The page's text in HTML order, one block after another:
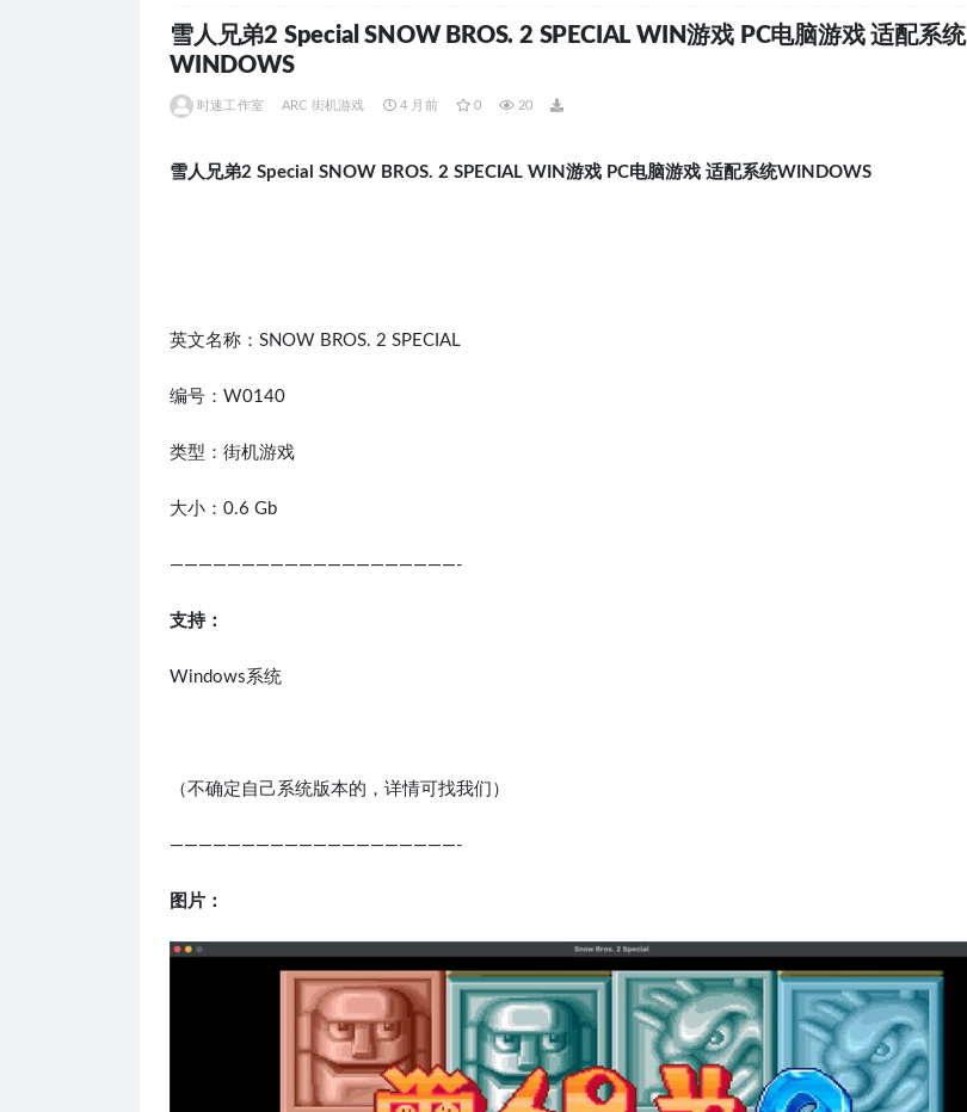
雪人兄弟2 Special SNOW BROS. 2 SPECIAL WIN游戏 PC电脑游戏 适配系统
WINDOWS
时速工作室 ARC 街机游戏 4 月前 0 20
雪人兄弟2 Special SNOW BROS. 2 SPECIAL WIN 游戏 PC电脑游戏 适配系统WINDOWS
英文名称：SNOW BROS. 2 SPECIAL
编号：W0140
类型：街机游戏
大小：0.6 Gb
————————————————————-
支持：
Windows系统
（不确定自己系统版本的，详情可找我们）
————————————————————-
图片：